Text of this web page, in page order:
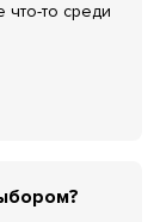
то среди